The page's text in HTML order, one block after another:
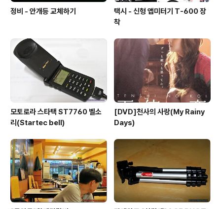
정비 - 안개등 교체하기
택시 - 신형 앱미터기 T-600 장
착
모토로라 스타택 ST7760 벨소
리(Startec bell)
[DVD]천사의 사랑(My Rainy
Days)